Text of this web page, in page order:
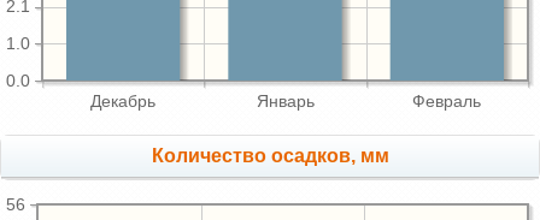
Декабрь Январь Февраль
0.0
1.0
2.1
Количество осадков, мм
56